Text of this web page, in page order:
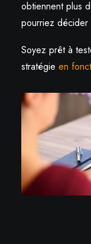
obtiennent plus
pourriez
Soyez prêt à
stratégie en